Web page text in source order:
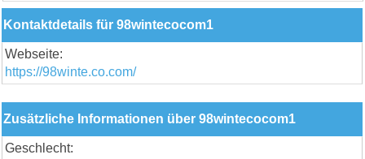
Kontaktdetails für 98wintecocom1
Webseite:
https://98winte.co.com/
Zusätzliche Informationen über 98wintecocom1
Geschlecht: